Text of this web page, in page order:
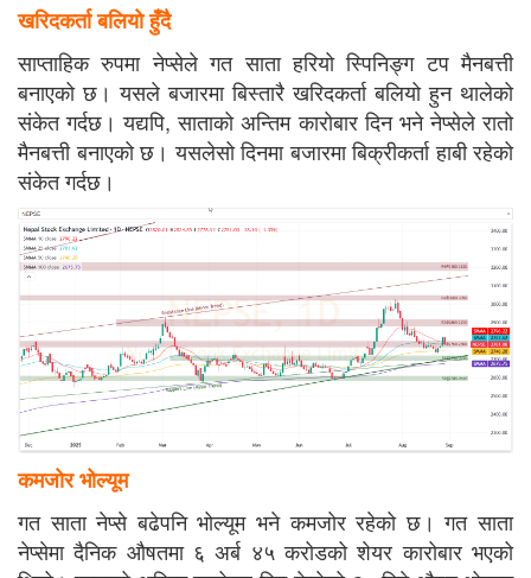
खरिदकर्ता बलियो हुँदै
साप्ताहिक रुपमा नेप्सेले गत साता हरियो स्पिनिङ्ग टप मैनबत्ती
बनाएको छ। यसले बजारमा बिस्तारै खरिदकर्ता बलियो हुन थालेको
संकेत गर्दछ। यद्यपि, साताको अन्तिम कारोबार दिन भने नेप्सेले रातो
मैनबत्ती बनाएको छ। यसलेसो दिनमा बजारमा बिक्रीकर्ता हाबी रहेको
संकेत गर्दछ।
कमजोर भोल्यूम
गत साता नेप्से बढेपनि भोल्यूम भने कमजोर रहेको छ। गत साता
नेप्सेमा दैनिक औषतमा ६ अर्ब ४५ करोडको शेयर कारोबार भएको